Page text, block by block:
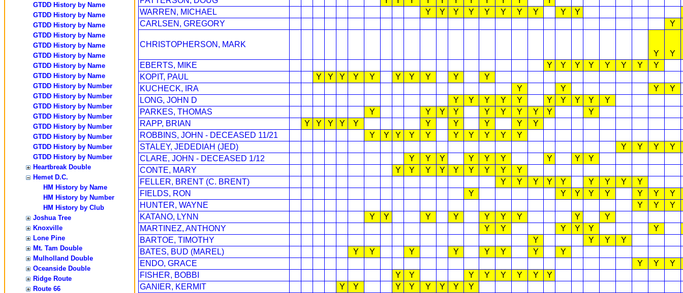
GTDD History by Name
GTDD History by Name
GTDD History by Name
GTDD History by Name
GTDD History by Name
GTDD History by Name
GTDD History by Name
GTDD History by Name
GTDD History by Number
GTDD History by Number
GTDD History by Number
GTDD History by Number
GTDD History by Number
GTDD History by Number
GTDD History by Number
GTDD History by Number
Heartbreak Double
Hemet D.C.
HM History by Name
HM History by Number
HM History by Club
Joshua Tree
Knoxville
Lone Pine
Mt. Tam Double
Mulholland Double
Oceanside Double
Ridge Route
Route 66
WARREN, MICHAEL
Y Y Y Y Y Y Y Y Y
Y
CARLSEN, GREGORY
Y
CHRISTOPHERSON, MARK
Y
Y
EBERTS, MIKE
Y Y Y Y Y Y Y
Y
KOPIT, PAUL
Y Y Y Y Y Y Y Y Y
Y
KUCHECK, IRA
Y Y Y
Y
LONG, JOHN D
Y Y Y Y Y Y Y Y Y
Y
PARKES, THOMAS
Y Y Y Y Y Y Y Y Y
Y
RAPP, BRIAN
Y Y Y Y Y Y Y Y Y
Y
ROBBINS, JOHN - DECEASED 11/21
Y Y Y Y Y Y Y Y Y
Y
STALEY, JEDEDIAH (JED)
Y Y Y
Y
CLARE, JOHN - DECEASED 1/12
Y Y Y Y Y Y Y Y
Y
CONTE, MARY
Y Y Y Y Y Y Y Y
Y
FELLER, BRENT (C. BRENT)
Y Y Y Y Y Y Y Y
Y
FIELDS, RON
Y Y Y Y Y Y Y
Y
HUNTER, WAYNE
Y Y
Y
KATANO, LYNN
Y Y Y Y Y Y Y Y
Y
MARTINEZ, ANTHONY
Y Y Y Y Y
Y
BARTOE, TIMOTHY
Y Y Y
Y
BATES, BUD (MAREL)
Y Y Y Y Y Y Y
Y
ENDO, GRACE
Y Y
Y
FISHER, BOBBI
Y Y Y Y Y Y Y
Y
GANIER, KERMIT
Y Y Y Y Y Y Y
Y